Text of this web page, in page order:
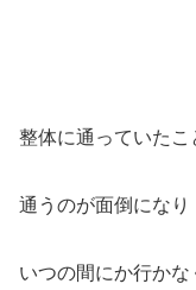
整体に通っていたこ
通うのが面倒になり
いつの間にか行かな